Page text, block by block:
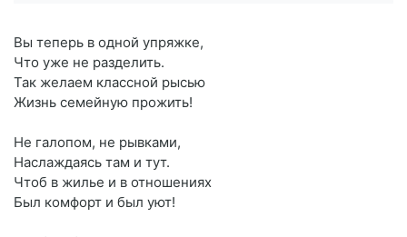
Вы теперь в одной упряжке,
Что уже не разделить.
Так желаем классной рысью
Жизнь семейную прожить!
Не галопом, не рывками,
Наслаждаясь там и тут.
Чтоб в жилье и в отношениях
Был комфорт и был уют!